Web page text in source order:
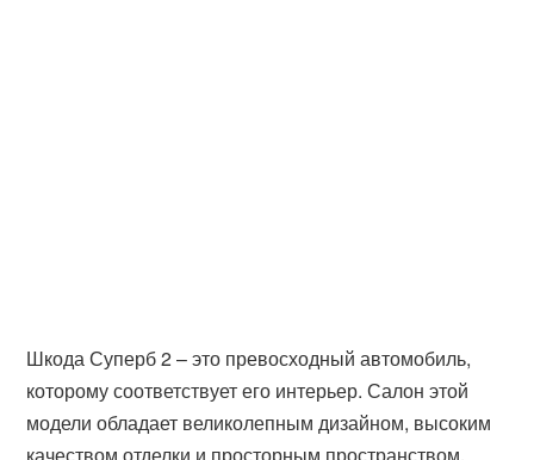
Шкода Суперб 2 – это превосходный автомобиль,
которому соответствует его интерьер. Салон этой
модели обладает великолепным дизайном, высоким